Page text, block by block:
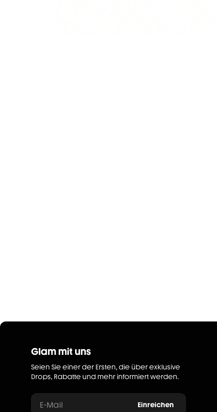
Glam mit uns
Seien Sie einer der Ersten, die über exklusive
Drops, Rabatte und mehr informiert werden.
E-Mail Einreichen